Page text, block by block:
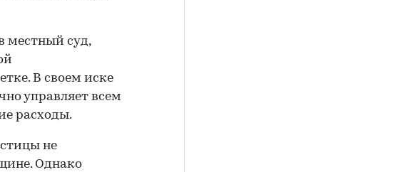
местный суд,
В своем иске
управляет всем
расходы.
не
Однако